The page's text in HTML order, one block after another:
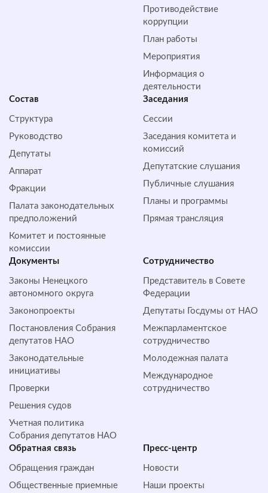
Противодействие
коррупции
План работы
Мероприятия
Информация о
деятельности
Состав
Структура
Руководство
Депутаты
Аппарат
Фракции
Палата законодательных
предположений
Комитет и постоянные
комиссии
Заседания
Сессии
Заседания комитета и
комиссий
Депутатские слушания
Публичные слушания
Планы и программы
Прямая трансляция
Документы
Законы Ненецкого
автономного округа
Законопроекты
Постановления Собрания
депутатов НАО
Законодательные
инициативы
Проверки
Решения судов
Учетная политика
Собрания депутатов НАО
Сотрудничество
Представитель в Совете
Федерации
Депутаты Госдумы от НАО
Межпарламентское
сотрудничество
Молодежная палата
Международное
сотрудничество
Обратная cвязь
Обращения граждан
Общественные приемные
Пресс-центр
Новости
Наши проекты